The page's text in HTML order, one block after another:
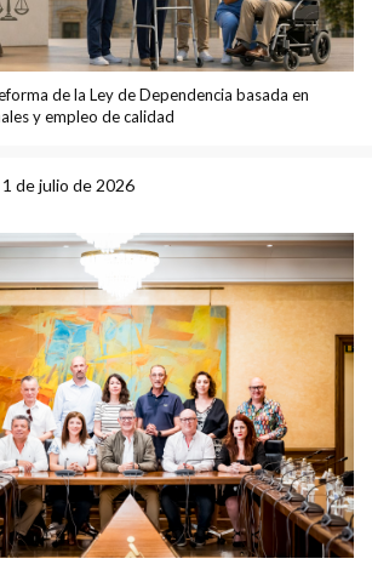
de la Ley de Dependencia basada en
y empleo de calidad
de julio de 2026